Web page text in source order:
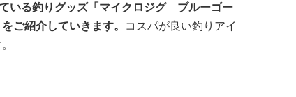
いる釣りグッズ「マイクロジグ ブルーゴー
ご紹介していきます。
コスパが良い釣りアイ